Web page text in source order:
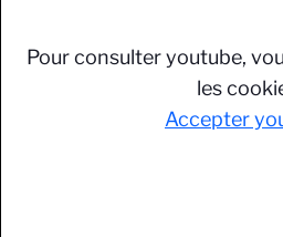
Pour consulter youtube,
les
Accepter